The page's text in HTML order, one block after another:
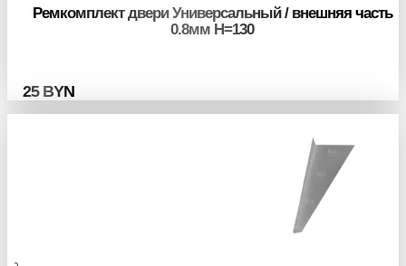
Ремкомплект двери Универсальный / внешняя часть
0.8мм H=130
25 BYN